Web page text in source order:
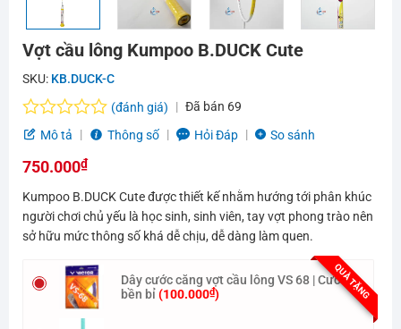
Vợt cầu lông Kumpoo B.DUCK Cute
SKU: KB.DUCK-C
Được
hạng
5
sao
(đánh giá) Đã bán 69
Mô tả
Thông số Hỏi Đáp So sánh
750.000₫
Kumpoo B.DUCK Cute được thiết kế nhằm hướng tới phân khúc
người chơi chủ yếu là học sinh, sinh viên, tay vợt phong trào nên
sở hữu mức thông số khá dễ chịu, dễ dàng làm quen.
QUÀ TẶNG
Dây cước căng vợt cầu lông VS 68 | Cước
bền bỉ(100.000₫)